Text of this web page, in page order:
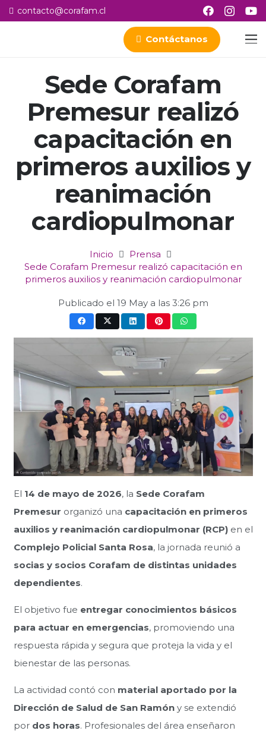
contacto@corafam.cl
Contáctanos
Sede Corafam
Premesur realizó
capacitación en
primeros auxilios y
reanimación
cardiopulmonar
Inicio
Prensa
Sede Corafam Premesur realizó capacitación en
primeros auxilios y reanimación cardiopulmonar
Publicado el 19 May a las 3:26 pm
El 14 de mayo de 2026, la Sede Corafam
Premesur organizó una capacitación en primeros
auxilios y reanimación cardiopulmonar (RCP)en el
Complejo Policial Santa Rosa, la jornada reunió a
socias y socios Corafam de distintas unidades
dependientes.
El objetivo fue entregar conocimientos básicos
para actuar en emergencias, promoviendo una
respuesta rápida y segura que proteja la vida y el
bienestar de las personas.
La actividad contó con material aportado por la
Dirección de Salud de San Ramóny se extendió
por dos horas. Profesionales del área enseñaron